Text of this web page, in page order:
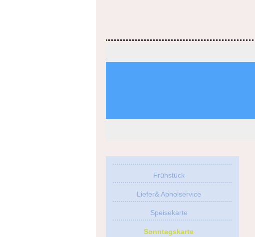
Frühstück
Liefer& Abholservice
Speisekarte
Sonntagskarte